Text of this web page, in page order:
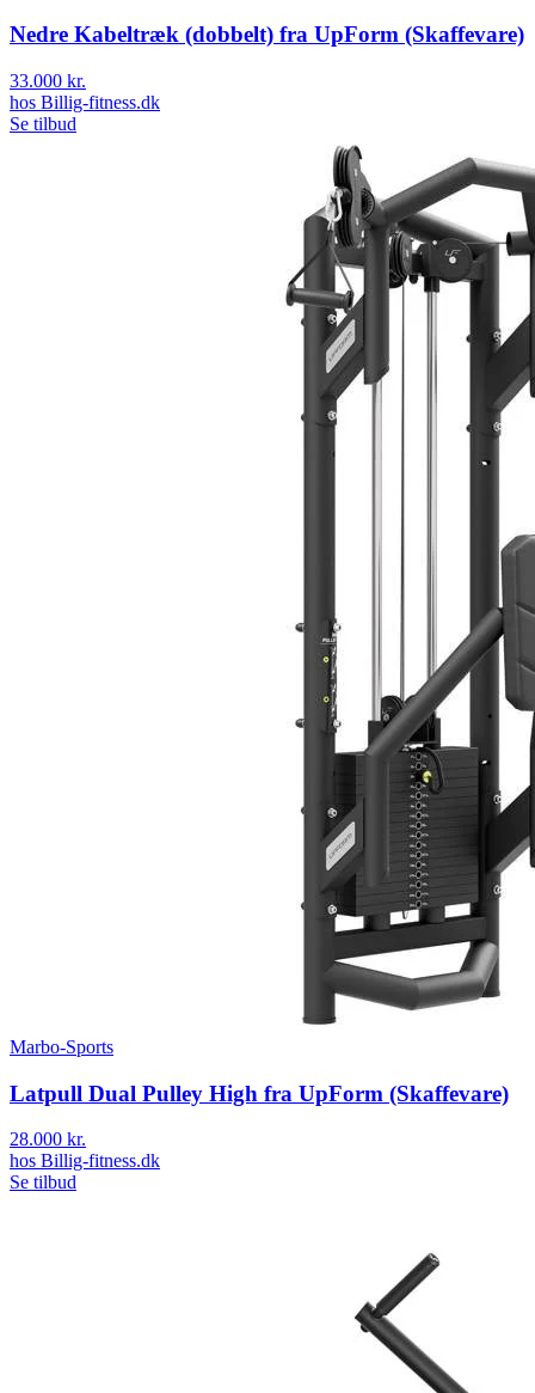
Nedre Kabeltræk (dobbelt) fra UpForm (Skaffevare)
33.000 kr.
hos Billig-fitness.dk
Se tilbud
Marbo-Sports
Latpull Dual Pulley High fra UpForm (Skaffevare)
28.000 kr.
hos Billig-fitness.dk
Se tilbud